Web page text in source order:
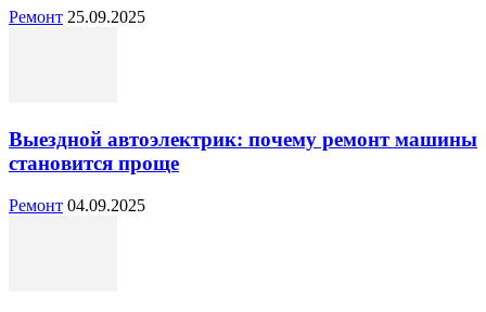
Ремонт 25.09.2025
Выездной автоэлектрик: почему ремонт машины
становится проще
Ремонт 04.09.2025